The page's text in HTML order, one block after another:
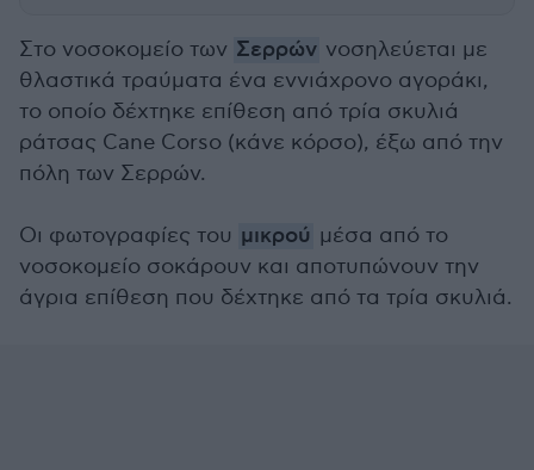
Στο νοσοκομείο των Σερρών νοσηλεύεται με
θλαστικά τραύματα ένα εννιάχρονο αγοράκι,
το οποίο δέχτηκε επίθεση από τρία σκυλιά
ράτσας Cane Corso (κάνε κόρσο), έξω από την
πόλη των Σερρών.
Οι φωτογραφίες του μικρού μέσα από το
νοσοκομείο σοκάρουν και αποτυπώνουν την
άγρια επίθεση που δέχτηκε από τα τρία σκυλιά.